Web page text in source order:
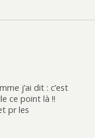
j’ai dit : c’est
ce point là !!
pr les